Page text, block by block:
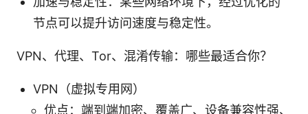
节点可以提升访问速度与稳定性。
VPN、代理、Tor、混淆传输：哪些最适合你？
VPN（虚拟专用网）
优点：端到端加密、覆盖广、设备兼容性强、